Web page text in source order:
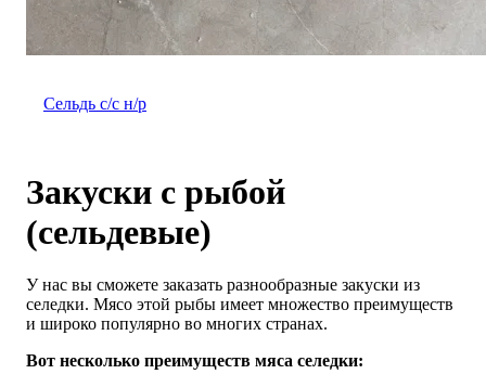
Сельдь с/с н/р
Закуски с рыбой
(сельдевые)
У нас вы сможете заказать разнообразные закуски из
селедки. Мясо этой рыбы имеет множество преимуществ
и широко популярно во многих странах.
Вот несколько преимуществ мяса селедки: